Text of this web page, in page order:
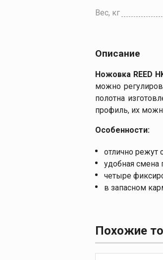
Вес, кг
Описание
Ножовка REED
можно
полотна
профиль, их
Особенности:
отлично режут
удобная смена
четыре
в запасном
Похожие